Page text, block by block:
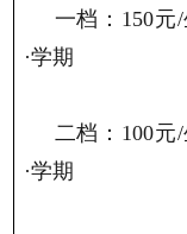
一档：150元/
·学期
二档：100元/
·学期